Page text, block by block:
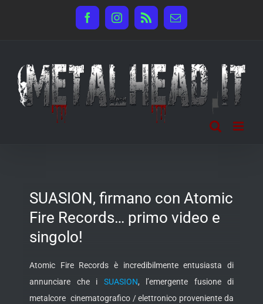
FacebookInstagram
Rss Email
SUASION, firmano con Atomic
Fire Records… primo video e
singolo!
Atomic Fire Records è incredibilmente entusiasta di
annunciare che i SUASION, l’emergente fusione di
metalcore cinematografico / elettronico proveniente da